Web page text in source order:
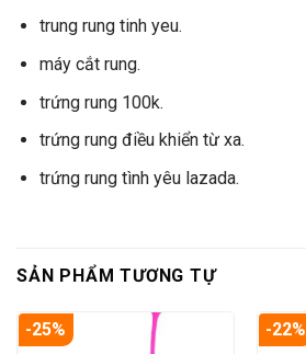
trung rung tinh yeu.
máy cắt rung.
trứng rung 100k.
trứng rung điều khiển từ xa.
trứng rung tình yêu lazada.
SẢN PHẨM TƯƠNG TỰ
-25% -22%